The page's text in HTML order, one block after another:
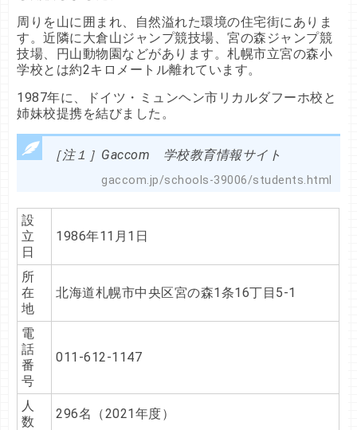
周りを山に囲まれ、自然溢れた環境の住宅街にありま
す。近隣に大倉山ジャンプ競技場、宮の森ジャンプ競
技場、円山動物園などがあります。札幌市立宮の森小
学校とは約2キロメートル離れています。
1987年に、ドイツ・ミュンヘン市リカルダフーホ校と
姉妹校提携を結びました。
［注１］Gaccom 学校教育情報サイト
gaccom.jp/schools-39006/students.html
設
立
日
1986年11月1日
所
在
地
北海道札幌市中央区宮の森1条16丁目5-1
電
話
番
号
011-612-1147
人
数
296名（2021年度）